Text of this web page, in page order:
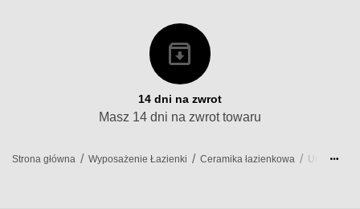
14 dni na zwrot
Masz 14 dni na zwrot towaru
Strona główna / Wyposażenie Łazienki / Ceramika łazienkowa / Umywalki